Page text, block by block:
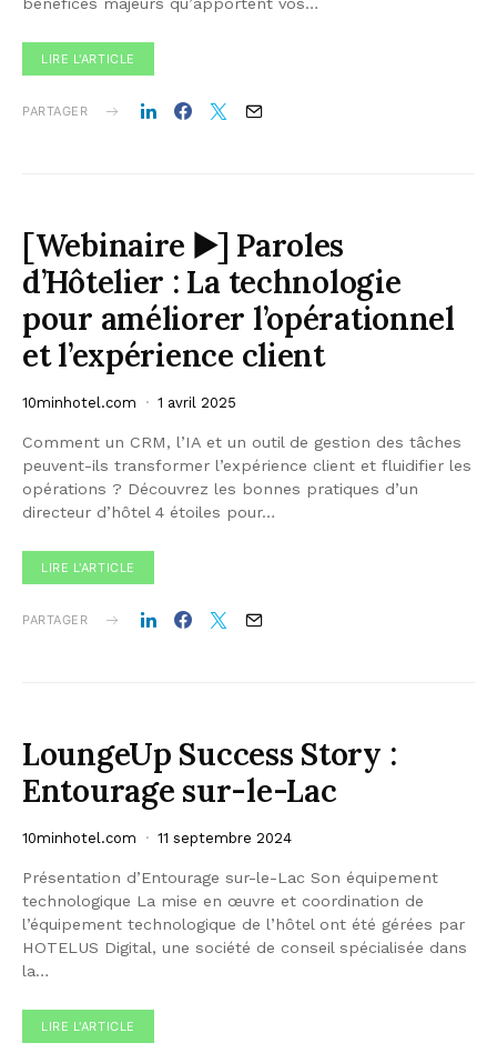
LIRE L'ARTICLE
PARTAGER
[Webinaire ▶️] Paroles
d’Hôtelier : La technologie
pour améliorer l’opérationnel
et l’expérience client
10minhotel.com 1 avril 2025
Comment un CRM, l’IA et un outil de gestion des tâches
peuvent-ils transformer l’expérience client et fluidifier les
opérations ? Découvrez les bonnes pratiques d’un
directeur d’hôtel 4 étoiles pour…
LIRE L'ARTICLE
PARTAGER
LoungeUp Success Story :
Entourage sur-le-Lac
10minhotel.com 11 septembre 2024
Présentation d’Entourage sur-le-Lac Son équipement
technologique La mise en œuvre et coordination de
l’équipement technologique de l’hôtel ont été gérées par
HOTELUS Digital, une société de conseil spécialisée dans
la…
LIRE L'ARTICLE